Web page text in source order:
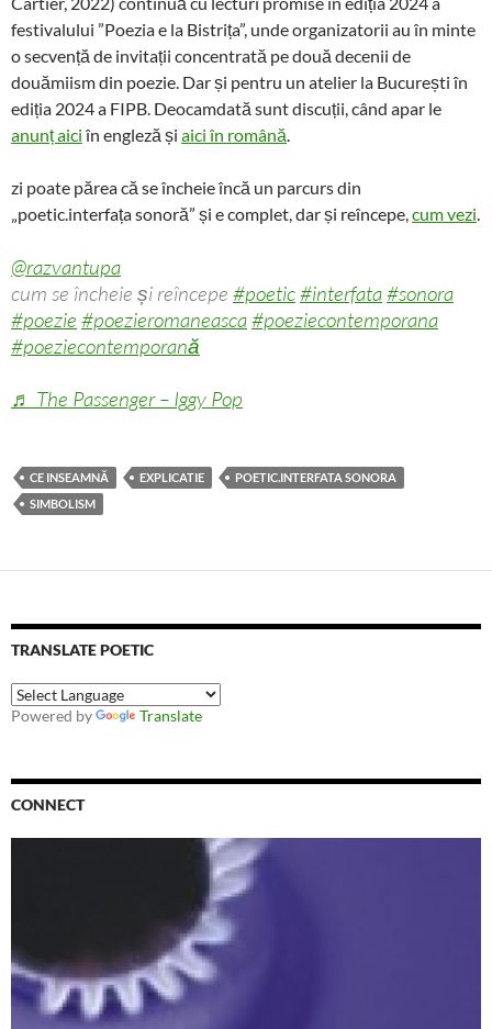
festivalului ”Poezia e la Bistrița”, unde organizatorii au în minte
o secvență de invitații concentrată pe două decenii de
douămiism din poezie. Dar și pentru un atelier la București în
ediția 2024 a FIPB. Deocamdată sunt discuții, când apar le
anunț aici în engleză și aici în română.
zi poate părea că se încheie încă un parcurs din
„poetic.interfața sonoră” și e complet, dar și reîncepe,cum vezi.
@razvantupa
cum se încheie și reîncepe #poetic#interfata#sonora
#poezie #poezieromaneasca#poeziecontemporana
#poeziecontemporană
♬ The Passenger – Iggy Pop
CE INSEAMNĂ EXPLICATIE
POETIC.INTERFATA SONORA
SIMBOLISM
TRANSLATE POETIC
Powered by Translate
CONNECT